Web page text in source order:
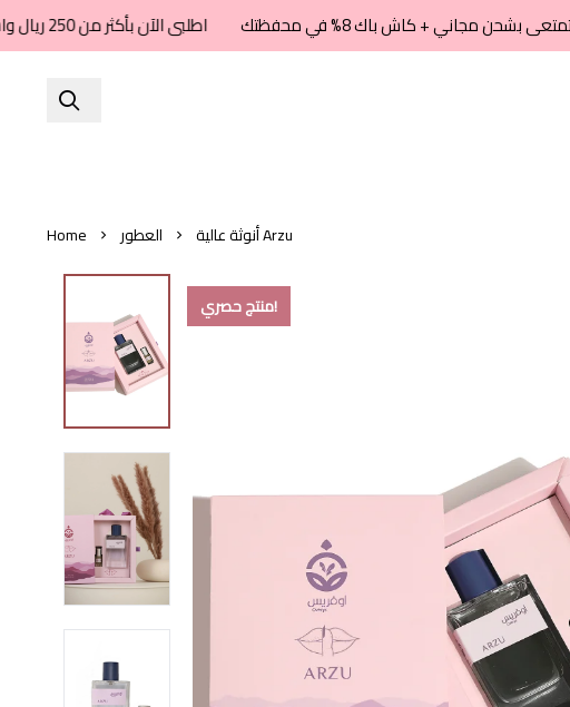
اطلبى الآن بأكثر من 250 ريال واستمتعى بشحن مجاني + كاش باك 8% في محفظتك
Home العطور أنوثة عالية Arzu
منتج حصري!